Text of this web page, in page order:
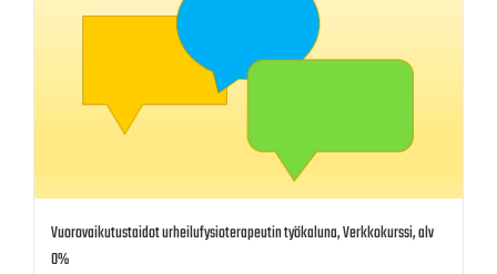
Vuorovaikutustaidot urheilufysioterapeutin työkaluna, Verkkokurssi, alv
0%